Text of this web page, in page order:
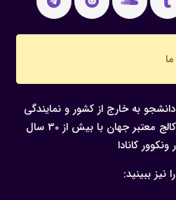
به خارج از کشور و نمایندگی
رسمی بیش از 100 دانشگاه و کالج معتبر جهان با بیش از 30 سال
ببینید: